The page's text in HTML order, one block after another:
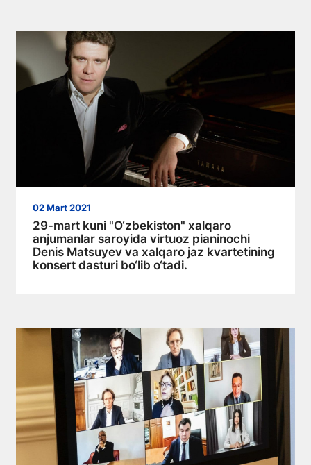
02 Mart 2021
29-mart kuni "O‘zbekiston" xalqaro
anjumanlar saroyida virtuoz pianinochi
Denis Matsuyev va xalqaro jaz kvartetining
konsert dasturi bo‘lib o‘tadi.